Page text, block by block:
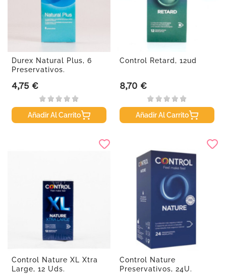
Durex Natural Plus, 6
Preservativos.
Precio
4,75 €
Añadir Al Carrito
Control Retard, 12ud
Precio
8,70 €
Añadir Al Carrito
Control Nature XL Xtra
Large, 12 Uds.
Control Nature
Preservativos, 24U.